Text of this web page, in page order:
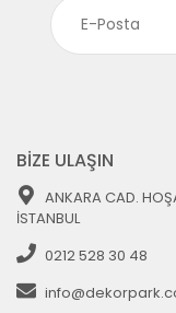
BİZE ULAŞIN
ANKARA CAD.
İSTANBUL
0212 528 30 48